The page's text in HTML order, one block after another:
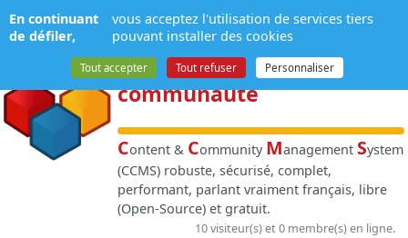
NPDS:Gestion de
contenuet de
communauté
Content & Community Management System
(CCMS) robuste, sécurisé, complet,
performant, parlant vraiment français, libre
(Open-Source) et gratuit.
10 visiteur(s) et 0 membre(s) en ligne.
Panneau de gestion des cookies
En continuant
de défiler,
vous acceptez l'utilisation de services tiers
pouvant installer des cookies
Tout accepter Tout refuser Personnaliser